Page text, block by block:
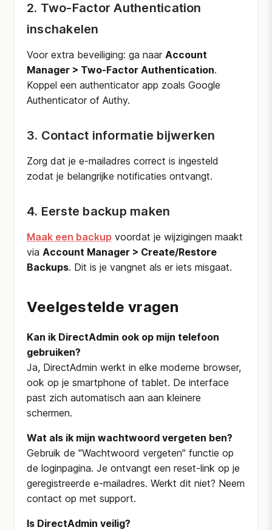
2. Two-Factor Authentication
inschakelen
Voor extra beveiliging: ga naar Account
Manager > Two-Factor Authentication.
Koppel een authenticator app zoals Google
Authenticator of Authy.
3. Contact informatie bijwerken
Zorg dat je e-mailadres correct is ingesteld
zodat je belangrijke notificaties ontvangt.
4. Eerste backup maken
Maak een backup voordat je wijzigingen maakt
via Account Manager > Create/Restore
Backups. Dit is je vangnet als er iets misgaat.
Veelgestelde vragen
Kan ik DirectAdmin ook op mijn telefoon
gebruiken?
Ja, DirectAdmin werkt in elke moderne browser,
ook op je smartphone of tablet. De interface
past zich automatisch aan aan kleinere
schermen.
Wat als ik mijn wachtwoord vergeten ben?
Gebruik de "Wachtwoord vergeten" functie op
de loginpagina. Je ontvangt een reset-link op je
geregistreerde e-mailadres. Werkt dit niet? Neem
contact op met support.
Is DirectAdmin veilig?